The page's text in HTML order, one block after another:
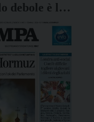
debole è la